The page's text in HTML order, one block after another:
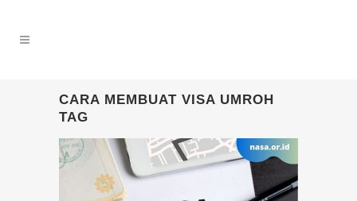
CARA MEMBUAT VISA UMROH
TAG